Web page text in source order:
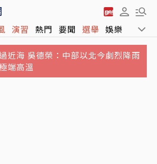
演習 熱門 要聞 選舉 娛樂 運動
近海 吳德榮：中部以北今劇烈降雨
端高溫